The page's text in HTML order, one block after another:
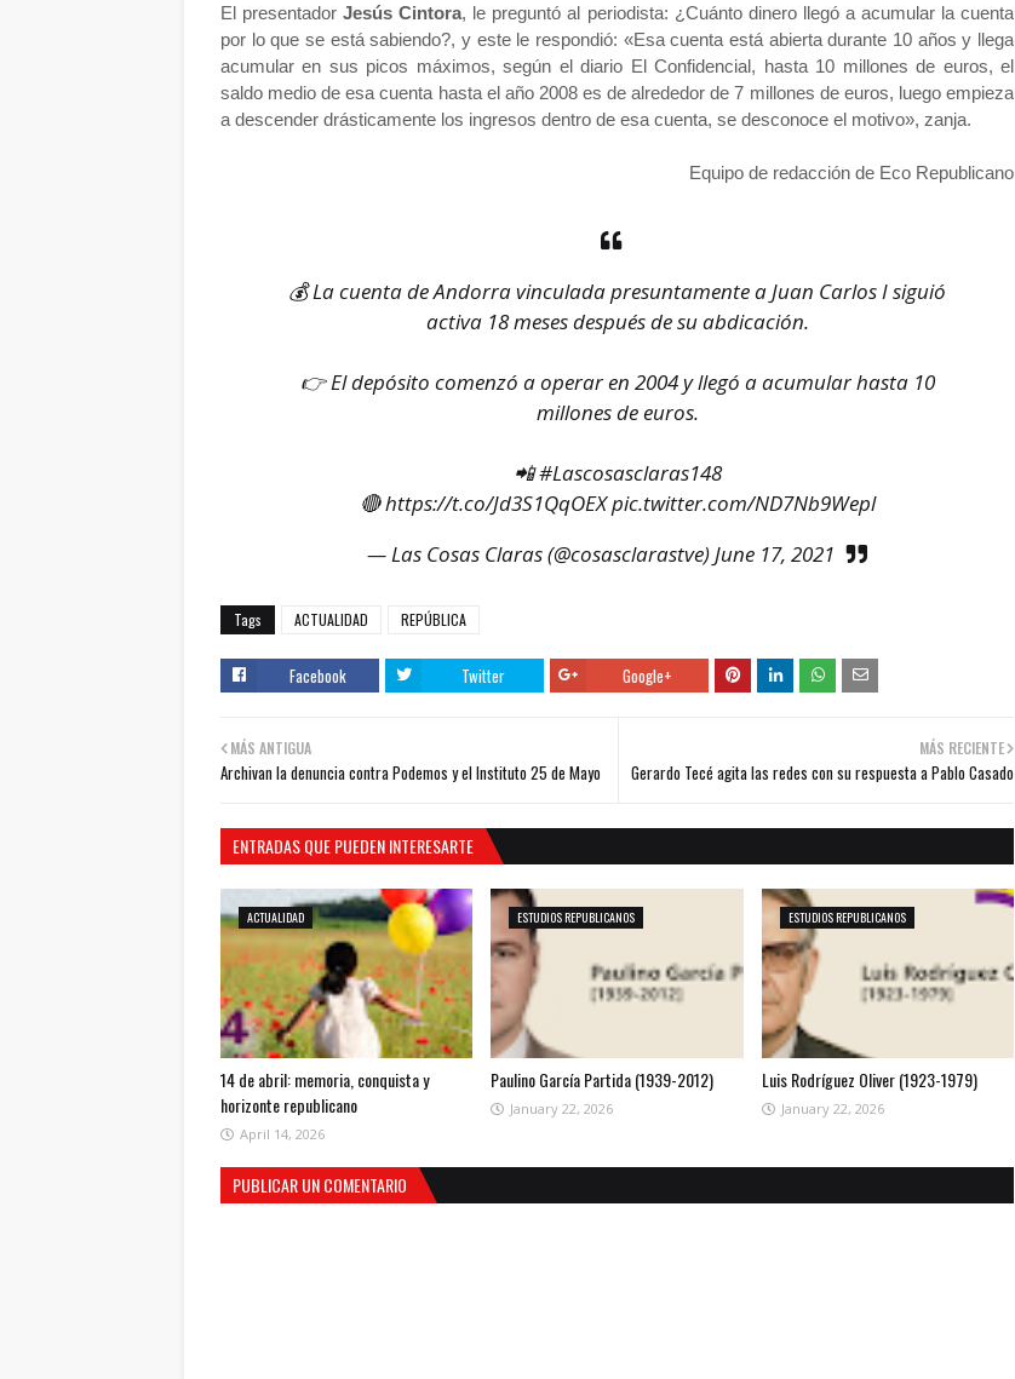
El presentadorJesús Cintora, le preguntó al periodista: ¿Cuánto dinero llegó a acumular la cuenta
por lo que se está sabiendo?, y este le respondió: «Esa cuenta está abierta durante 10 años y llega
acumular en sus picos máximos, según el diario El Confidencial, hasta 10 millones de euros, el
saldo medio de esa cuenta hasta el año 2008 es de alrededor de 7 millones de euros, luego empieza
a descender drásticamente los ingresos dentro de esa cuenta, se desconoce el motivo», zanja.
Equipo de redacción de Eco Republicano
💰 La cuenta de Andorra vinculada presuntamente a Juan Carlos I siguió
activa 18 meses después de su abdicación.
👉 El depósito comenzó a operar en 2004 y llegó a acumular hasta 10
millones de euros.
📲#Lascosasclaras148
🔴https://t.co/Jd3S1QqOEXpic.twitter.com/ND7Nb9Wepl
— Las Cosas Claras (@cosasclarastve)June 17, 2021
Tags ACTUALIDAD REPÚBLICA
Facebook Twitter Google+
MÁS RECIENTE
Gerardo Tecé agita las redes con su respuesta a Pablo Casado
MÁS ANTIGUA
Archivan la denuncia contra Podemos y el Instituto 25 de Mayo
ENTRADAS QUE PUEDEN INTERESARTE
ACTUALIDAD
14 de abril: memoria, conquista y
horizonte republicano
April 14, 2026
ESTUDIOS REPUBLICANOS
Paulino García Partida (1939-2012)
January 22, 2026
ESTUDIOS REPUBLICANOS
Luis Rodríguez Oliver (1923-1979)
January 22, 2026
PUBLICAR UN COMENTARIO